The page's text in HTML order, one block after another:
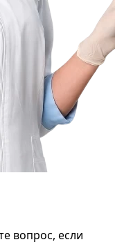
вопрос, если